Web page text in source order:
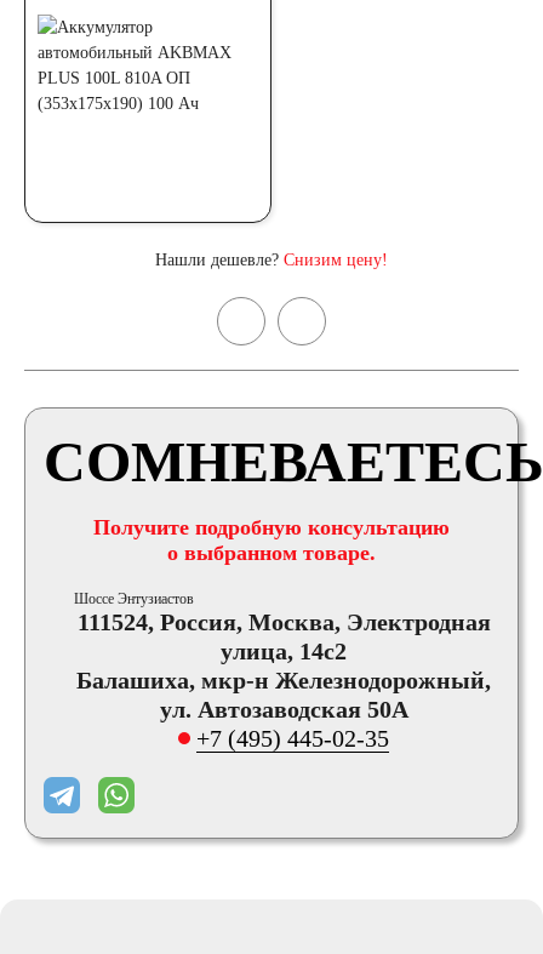
Нашли дешевле? Снизим цену!
Получите подробную консультацию
о выбранном товаре.
Шоссе Энтузиастов
111524, Россия, Москва, Электродная
улица, 14с2
Балашиха, мкр-н Железнодорожный,
ул. Автозаводская 50А
+7 (495) 445-02-35